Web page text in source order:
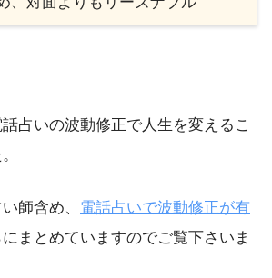
占いの波動修正で人生を変えるこ
師含め、 電話占いで波動修正が有
まとめていますのでご覧下さいま